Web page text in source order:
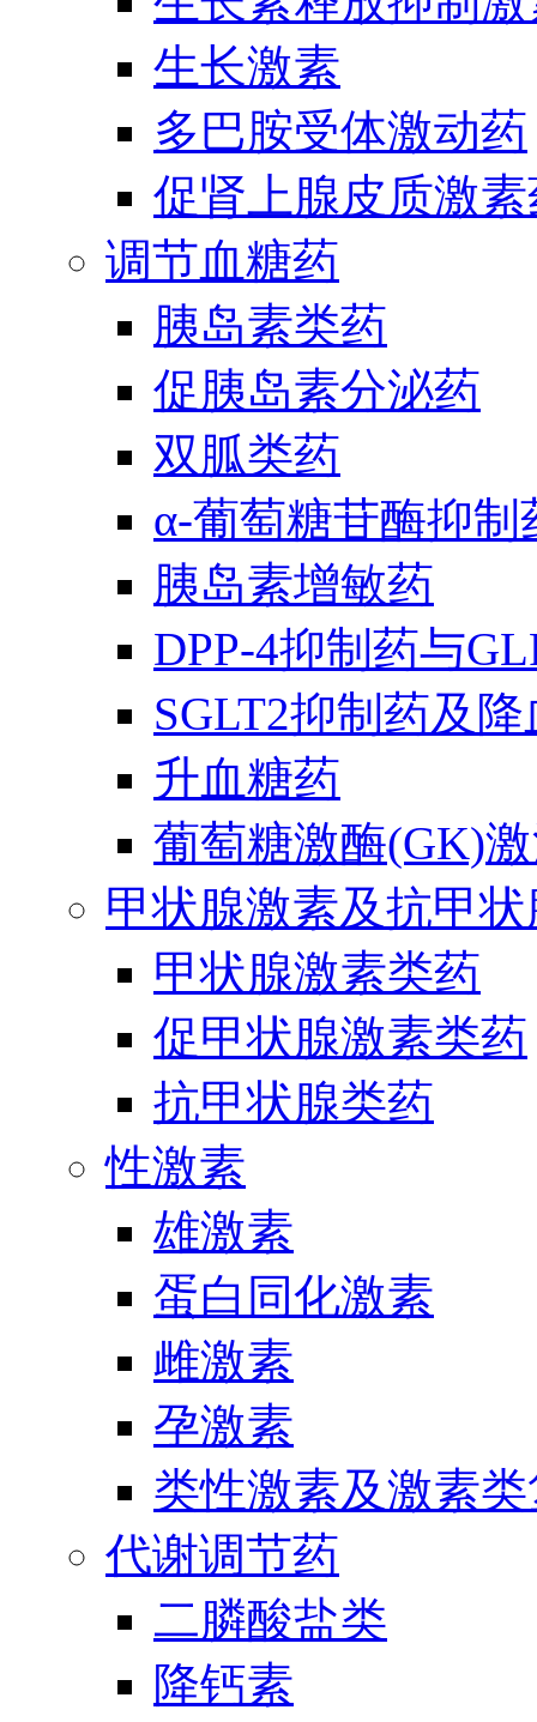
生长激素
多巴胺受体激动药
促肾上腺皮质激
调节血糖药
胰岛素类药
促胰岛素分泌药
双胍类药
α-葡萄糖苷酶抑制
胰岛素增敏药
DPP-4抑制药与
SGLT2抑制药及
升血糖药
葡萄糖激酶(GK)
甲状腺激素及抗甲
甲状腺激素类药
促甲状腺激素类药
抗甲状腺类药
性激素
雄激素
蛋白同化激素
雌激素
孕激素
类性激素及激素
代谢调节药
二膦酸盐类
降钙素